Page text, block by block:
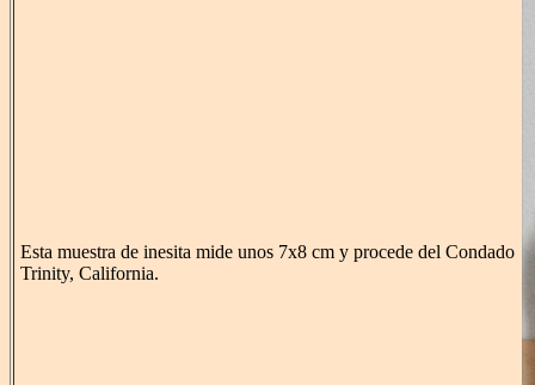
Esta muestra de inesita mide unos 7x8 cm y procede del Condado
Trinity, California.